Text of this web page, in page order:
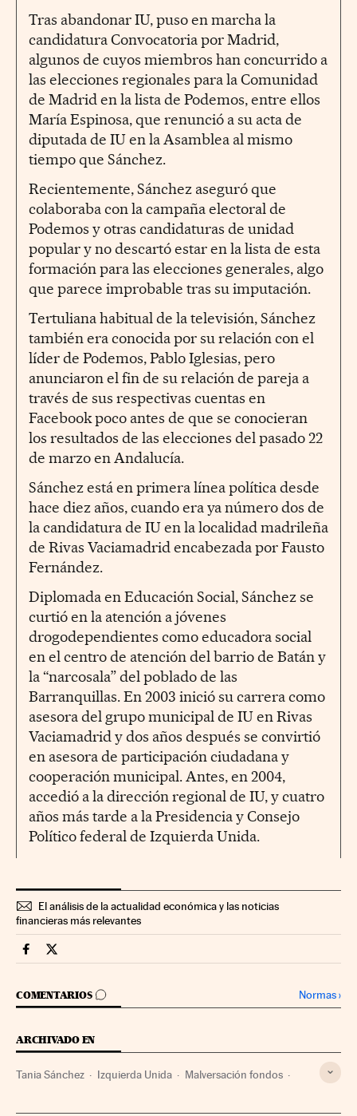
Tras abandonar IU, puso en marcha la
candidatura Convocatoria por Madrid,
algunos de cuyos miembros han concurrido a
las elecciones regionales para la Comunidad
de Madrid en la lista de Podemos, entre ellos
María Espinosa, que renunció a su acta de
diputada de IU en la Asamblea al mismo
tiempo que Sánchez.
Recientemente, Sánchez aseguró que
colaboraba con la campaña electoral de
Podemos y otras candidaturas de unidad
popular y no descartó estar en la lista de esta
formación para las elecciones generales, algo
que parece improbable tras su imputación.
Tertuliana habitual de la televisión, Sánchez
también era conocida por su relación con el
líder de Podemos, Pablo Iglesias, pero
anunciaron el fin de su relación de pareja a
través de sus respectivas cuentas en
Facebook poco antes de que se conocieran
los resultados de las elecciones del pasado 22
de marzo en Andalucía.
Sánchez está en primera línea política desde
hace diez años, cuando era ya número dos de
la candidatura de IU en la localidad madrileña
de Rivas Vaciamadrid encabezada por Fausto
Fernández.
Diplomada en Educación Social, Sánchez se
curtió en la atención a jóvenes
drogodependientes como educadora social
en el centro de atención del barrio de Batán y
la “narcosala” del poblado de las
Barranquillas. En 2003 inició su carrera como
asesora del grupo municipal de IU en Rivas
Vaciamadrid y dos años después se convirtió
en asesora de participación ciudadana y
cooperación municipal. Antes, en 2004,
accedió a la dirección regional de IU, y cuatro
años más tarde a la Presidencia y Consejo
Político federal de Izquierda Unida.
El análisis de la actualidad económica y las noticias
financieras más relevantes
Economia Cinco Días en Facebook
Economia Cinco Días en Twitter
COMENTARIOS
IR A LOS COMENTARIOS Normas›
ARCHIVADO EN
Tania Sánchez Izquierda Unida Malversación fondos